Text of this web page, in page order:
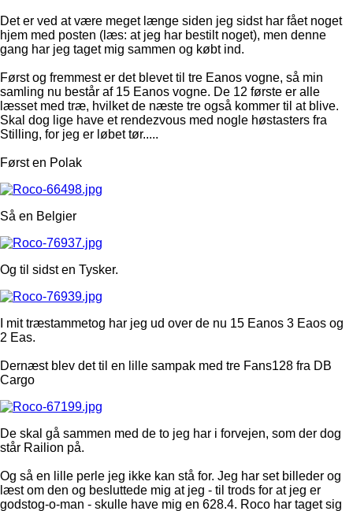
Det er ved at være meget længe siden jeg sidst har fået noget
hjem med posten (læs: at jeg har bestilt noget), men denne
gang har jeg taget mig sammen og købt ind.
Først og fremmest er det blevet til tre Eanos vogne, så min
samling nu består af 15 Eanos vogne. De 12 første er alle
læsset med træ, hvilket de næste tre også kommer til at blive.
Skal dog lige have et rendezvous med nogle høstasters fra
Stilling, for jeg er løbet tør.....
Først en Polak
Så en Belgier
Og til sidst en Tysker.
I mit træstammetog har jeg ud over de nu 15 Eanos 3 Eaos og
2 Eas.
Dernæst blev det til en lille sampak med tre Fans128 fra DB
Cargo
De skal gå sammen med de to jeg har i forvejen, som der dog
står Railion på.
Og så en lille perle jeg ikke kan stå for. Jeg har set billeder og
læst om den og besluttede mig at jeg - til trods for at jeg er
godstog-o-man - skulle have mig en 628.4. Roco har taget sig